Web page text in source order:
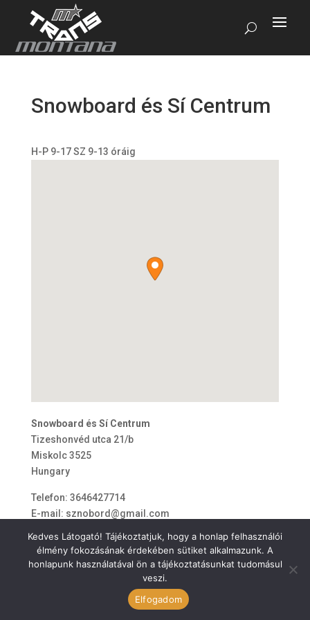
Snowboard és Sí Centrum
H-P 9-17 SZ 9-13 óráig
Snowboard és Sí Centrum
Tizeshonvéd utca 21/b
Miskolc3525
Hungary
Telefon: 3646427714
E-mail: sznobord@gmail.com
ÁSZF
Kedves Látogató! Tájékoztatjuk, hogy a honlap felhasználói
élmény fokozásának érdekében sütiket alkalmazunk. A
honlapunk használatával ön a tájékoztatásunkat tudomásul
veszi.
Elfogadom